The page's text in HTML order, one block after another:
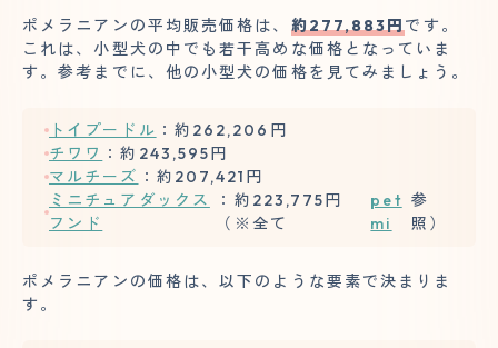
ポメラニアンの平均販売価格は、 約277,883円 です。
これは、小型犬の中でも若干高めな価格となっていま
す。参考までに、他の小型犬の価格を見てみましょう。
トイプードル ：約262,206円
チワワ ：約243,595円
マルチーズ ：約207,421円
ミニチュアダックス
フンド
：約223,775円
（※全て
pet
mi
参
照）
ポメラニアンの価格は、以下のような要素で決まりま
す。